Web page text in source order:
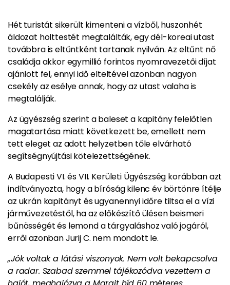
Hét turistát sikerült kimenteni a vízből, huszonhét
áldozat holttestét megtalálták, egy dél-koreai utast
továbbra is eltűntként tartanak nyilván. Az eltűnt nő
családja akkor egymillió forintos nyomravezetői díjat
ajánlott fel, ennyi idő elteltével azonban nagyon
csekély az esélye annak, hogy az utast valaha is
megtalálják.
Az ügyészség szerint a baleset a kapitány felelőtlen
magatartása miatt következett be, emellett nem
tett eleget az adott helyzetben tőle elvárható
segítségnyújtási kötelezettségének.
A Budapesti VI. és VII. Kerületi Ügyészség korábban azt
indítványozta, hogy a bíróság kilenc év börtönre ítélje
az ukrán kapitányt és ugyanennyi időre tiltsa el a vízi
járművezetéstől, ha az előkészítő ülésen beismeri
bűnösségét és lemond a tárgyaláshoz való jogáról,
erről azonban Jurij C. nem mondott le.
„Jók voltak a látási viszonyok. Nem volt bekapcsolva
a radar. Szabad szemmel tájékozódva vezettem a